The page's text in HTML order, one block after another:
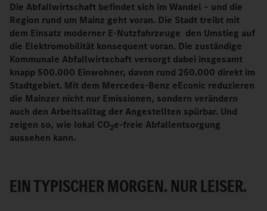
Die Abfallwirtschaft befindet sich im Wandel – und die
Region rund um Mainz geht voran. Die Stadt treibt mit
dem Einsatz moderner E-Nutzfahrzeuge den Umstieg auf
die Elektromobilität konsequent voran. Die zuständige
Kommunale Abfallwirtschaft versorgt dabei insgesamt
knapp 500.000 Einwohner, davon rund 250.000 direkt im
Stadtgebiet. Mit dem Mercedes-Benz eEconic reduzieren
die Mainzer nicht nur Emissionen, sondern verändern
auch den Arbeitsalltag der Angestellten spürbar. Und
zeigen so, wie lokal CO2e-freie Abfallentsorgung
aussehen kann.
EIN TYPISCHER MORGEN. NUR LEISER.